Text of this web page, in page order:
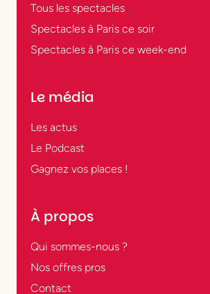
Tous les spectacles
Spectacles à Paris ce soir
Spectacles à Paris ce week-end
Le média
Les actus
Le Podcast
Gagnez vos places !
À propos
Qui sommes-nous ?
Nos offres pros
Contact